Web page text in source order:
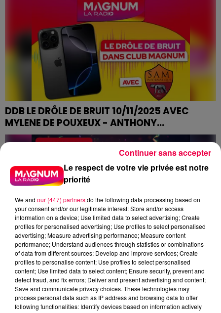
DDB LE DRÔLE DE BRUIT 10/11/2025 AVEC
MYLENE DE POUXEUX - ANTHONY...
DDB LE DRÔLE DE BRUIT 10/11/2025
(CLUB MAGNUM) LE JEU DE L'ANNIVERSAIRE
Le respect de votre vie privée est notre
priorité
We and our (447) partnersdo the following data processing based on
your consent and/or our legitimate interest: Store and/or access
information on a device; Use limited data to select advertising; Create
profiles for personalised advertising; Use profiles to select personalised
advertising; Measure advertising performance; Measure content
performance; Understand audiences through statistics or combinations
of data from different sources; Develop and improve services; Create
profiles to personalise content; Use profiles to select personalised
content; Use limited data to select content; Ensure security, prevent and
detect fraud, and fix errors; Deliver and present advertising and content;
Save and communicate privacy choices. These technologies may
process personal data such as IP address and browsing data to offer
following functionalities: Identify devices based on information actively
Continuer sans accepter